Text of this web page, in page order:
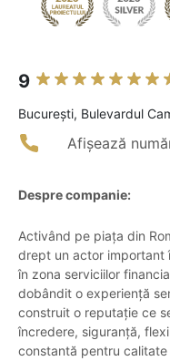
9
Bucureşti, Bulevardul
Afișează
Despre companie:
Activând pe piața din
drept un actor important
în zona serviciilor
dobândit o experiență
construit o reputație ce
încredere, siguranță,
constantă pentru